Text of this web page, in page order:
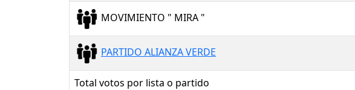
MOVIMIENTO " MIRA "
PARTIDO ALIANZA VERDE
Total votos por lista o partido